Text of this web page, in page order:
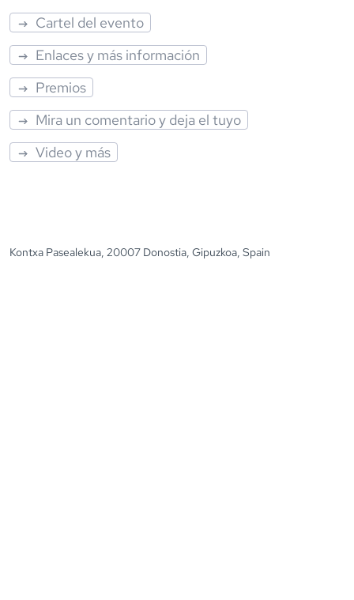
Cartel del evento
Enlaces y más información
Premios
Mira un comentario y deja el tuyo
Video y más
Kontxa Pasealekua, 20007 Donostia, Gipuzkoa, Spain